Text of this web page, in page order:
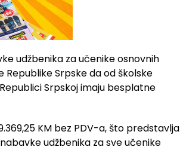
udžbenika za učenike osnovnih
Srpske da od školske
Srpskoj imaju besplatne
KM bez PDV-a, što predstavlja
udžbenika za sve učenike